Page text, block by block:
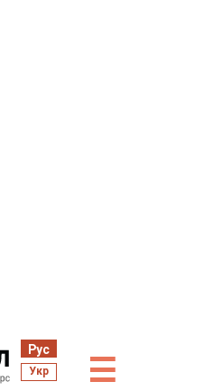
Рус
Укр ☰